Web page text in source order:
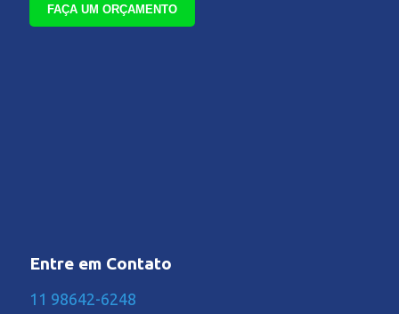
FAÇA UM ORÇAMENTO
Entre em Contato
11 98642-6248